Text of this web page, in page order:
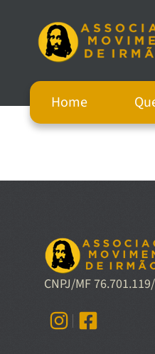
Home
CNPJ/MF